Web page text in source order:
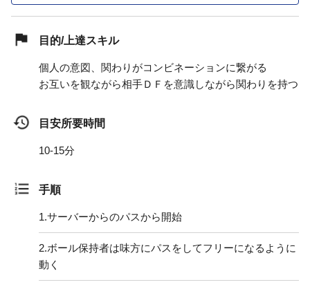
目的/上達スキル
個人の意図、関わりがコンビネーションに繋がる
お互いを観ながら相手ＤＦを意識しながら関わりを持つ
目安所要時間
10-15分
手順
1.サーバーからのパスから開始
2.ボール保持者は味方にパスをしてフリーになるように
動く